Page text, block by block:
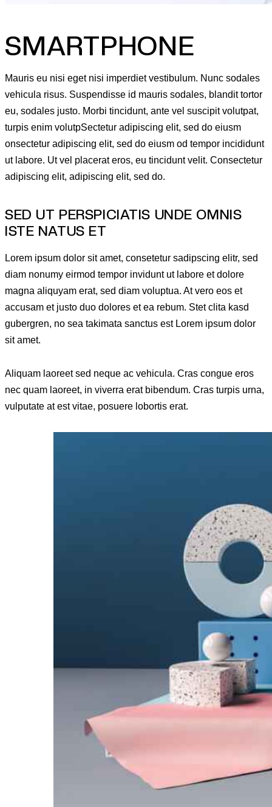
SMARTPHONE
Mauris eu nisi eget nisi imperdiet vestibulum. Nunc sodales
vehicula risus. Suspendisse id mauris sodales, blandit tortor
eu, sodales justo. Morbi tincidunt, ante vel suscipit volutpat,
turpis enim volutpSectetur adipiscing elit, sed do eiusm
onsectetur adipiscing elit, sed do eiusm od tempor incididunt
ut labore. Ut vel placerat eros, eu tincidunt velit. Consectetur
adipiscing elit, adipiscing elit, sed do.
SED UT PERSPICIATIS UNDE OMNIS
ISTE NATUS ET
Lorem ipsum dolor sit amet, consetetur sadipscing elitr, sed
diam nonumy eirmod tempor invidunt ut labore et dolore
magna aliquyam erat, sed diam voluptua. At vero eos et
accusam et justo duo dolores et ea rebum. Stet clita kasd
gubergren, no sea takimata sanctus est Lorem ipsum dolor
sit amet.
Aliquam laoreet sed neque ac vehicula. Cras congue eros
nec quam laoreet, in viverra erat bibendum. Cras turpis urna,
vulputate at est vitae, posuere lobortis erat.